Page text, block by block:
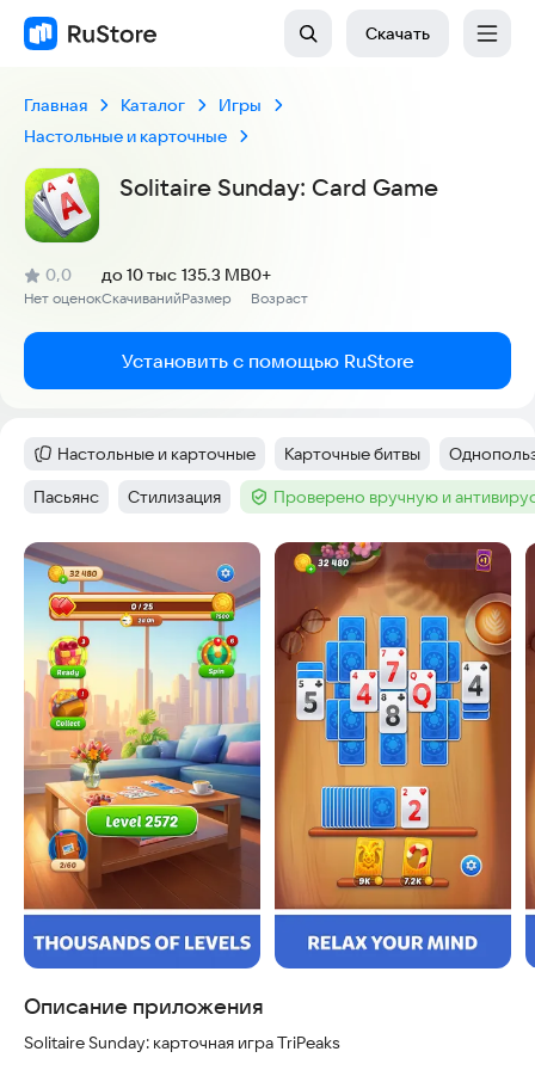
Скачать
Главная Каталог
Игры
Настольные и карточные
Solitaire Sunday: Card Game
Рейтинг:
0,0
(
Нет оценок
)
Скачиваний
до 10 тыс
Размер
135.3 MB
Возраст
0+
Установить с помощью RuStore
Категория:
Настольные и карточные Тег:
Карточные битвы Тег:
Тег:
Пасьянс Тег:
Стилизация Тег :Проверено вручную и
Скриншоты
Описание приложения
Solitaire Sunday: карточная игра TriPeaks